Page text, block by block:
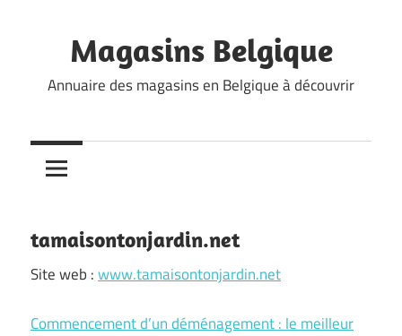
contentMagasins Belgique
Annuaire des magasins en Belgique à découvrir
tamaisontonjardin.net
Site web :www.tamaisontonjardin.net
Commencement d’un déménagement : le meilleur